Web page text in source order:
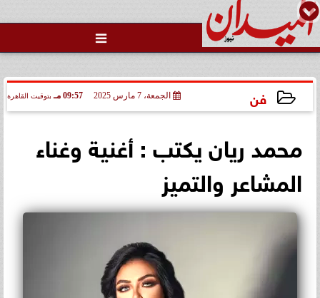

فن الجمعة، 7 مارس 2025 09:57 مـ بتوقيت القاهرة
محمد ريان يكتب : أغنية وغناء
المشاعر والتميز